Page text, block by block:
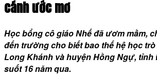
cánh ước mơ
Học bổng cô giáo Nhế đã ươm mầm,
đến trường cho biết bao thế hệ học
Long Khánh và huyện Hồng Ngự,
suốt 16 năm qua.